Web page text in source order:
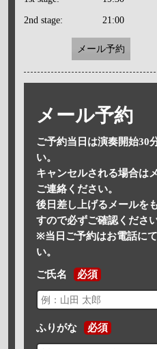
2nd stage: 21:00
メール予約
メール予約
ご予約当日は演奏開始30
い。
キャンセルされる場合は
ご連絡ください。
後日差し上げるメールを
すので必ずご確認ください
※当日ご予約はお電話に
い。
ご氏名 必須
ふりがな 必須